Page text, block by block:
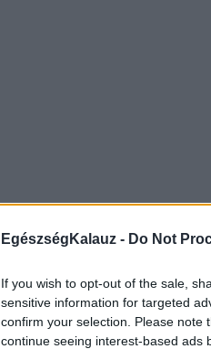
EgészségKalauz - Do Not
If you wish to opt-out of the sale,
sensitive information for targeted
confirm your selection. Please note
continue seeing interest-based ads